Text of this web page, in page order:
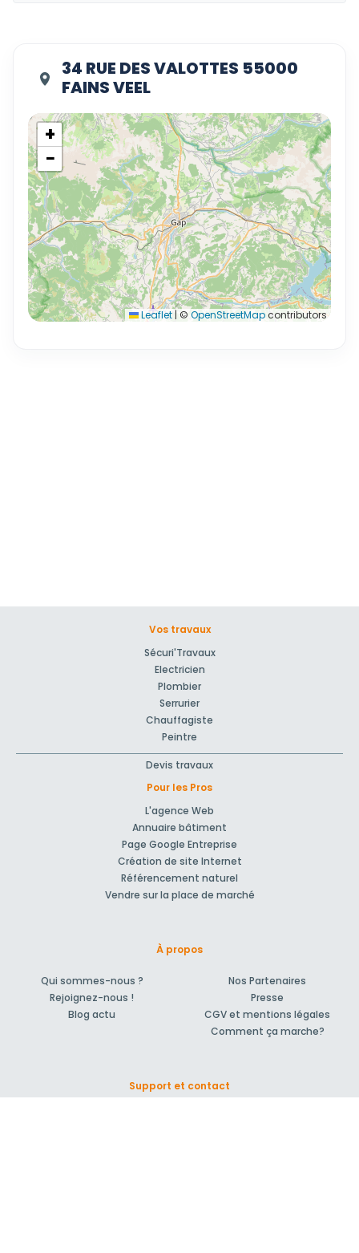
34 RUE DES VALOTTES 55000
FAINS VEEL
+
−
Leaflet | © OpenStreetMapcontributors
Vos travaux
Sécuri'Travaux
Electricien
Plombier
Serrurier
Chauffagiste
Peintre
Devis travaux
Pour les Pros
L'agence Web
Annuaire bâtiment
Page Google Entreprise
Création de site Internet
Référencement naturel
Vendre sur la place de marché
À propos
Qui sommes-nous ?
Rejoignez-nous !
Blog actu
Nos Partenaires
Presse
CGV et mentions légales
Comment ça marche?
Support et contact